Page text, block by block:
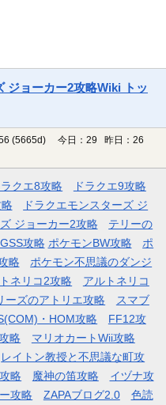
ジョーカー2攻略Wiki トッ
(5665d)
今日：29 昨日：26
ラクエ8攻略
ドラクエ9攻略
ドラクエモンスターズ ジ
ジョーカー2攻略
テリーの
攻略 ポケモンBW攻略
ポ
略
ポケモン不思議のダンジ
ネリコ2攻略
アルトネリコ
ーズのアトリエ攻略
スマブ
・HOM攻略
FF12攻
略
マリオカートWii攻略
レイトン教授と不思議な町攻
略 魔神の笛攻略
イヅナ攻
攻略 ZAPAブログ2.0 色読